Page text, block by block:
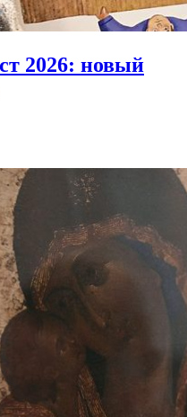
2026: новый